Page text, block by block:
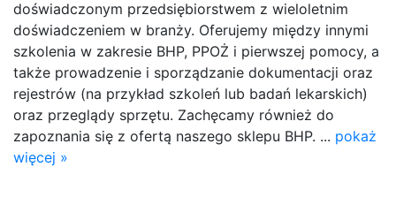
doświadczonym przedsiębiorstwem z wieloletnim
doświadczeniem w branży. Oferujemy między innymi
szkolenia w zakresie BHP, PPOŻ i pierwszej pomocy, a
także prowadzenie i sporządzanie dokumentacji oraz
rejestrów (na przykład szkoleń lub badań lekarskich)
oraz przeglądy sprzętu. Zachęcamy również do
zapoznania się z ofertą naszego sklepu BHP. ... pokaż
więcej »